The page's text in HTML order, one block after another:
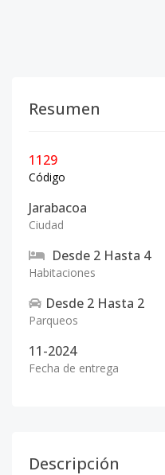
Resumen
1129
Código
Jarabacoa
Ciudad
Desde 2 Hasta 4
Habitaciones
Desde 2 Hasta 2
Parqueos
11-2024
Fecha de entrega
Descripción